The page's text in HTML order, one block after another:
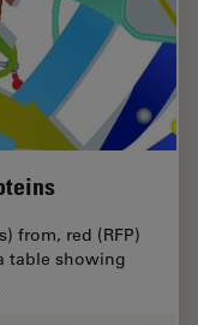
from, red (RFP)
table showing